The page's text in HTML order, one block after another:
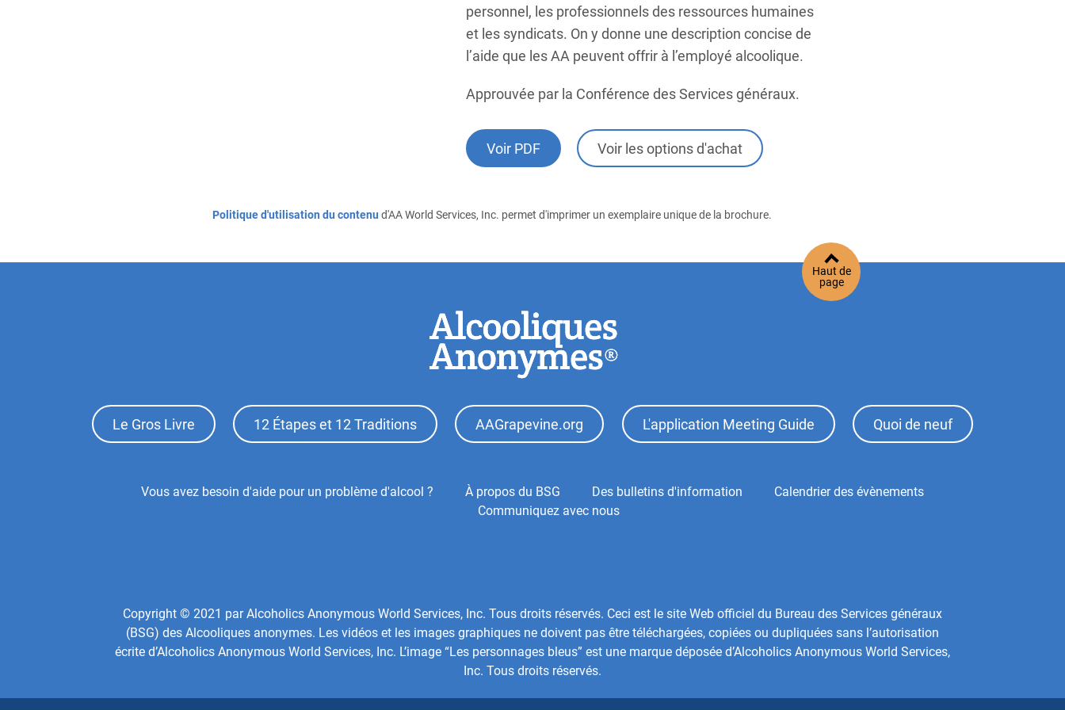
personnel, les professionnels des ressources humaines
et les syndicats. On y donne une description concise de
l’aide que les AA peuvent offrir à l’employé alcoolique.
Approuvée par la Conférence des Services généraux.
Voir PDF Voir les options d'achat
Politique d'utilisation du contenu d'AA World Services, Inc. permet d'imprimer un exemplaire unique de la brochure.
Haut de
page
Footer
Top
Menu
Le Gros Livre 12 Étapes et 12 Traditions AAGrapevine.org L'application Meeting Guide Quoi de neuf
FooterVous avez besoin d'aide pour un problème d'alcool ? À propos du BSG Des bulletins d'information
Calendrier des évènements
Communiquez avec nous
Copyright © 2021 par Alcoholics Anonymous World Services, Inc. Tous droits réservés. Ceci est le site Web officiel du Bureau des Services généraux
(BSG) des Alcooliques anonymes. Les vidéos et les images graphiques ne doivent pas être téléchargées, copiées ou dupliquées sans l’autorisation
écrite d’Alcoholics Anonymous World Services, Inc. L’image “Les personnages bleus” est une marque déposée d’Alcoholics Anonymous World Services,
Inc. Tous droits réservés.